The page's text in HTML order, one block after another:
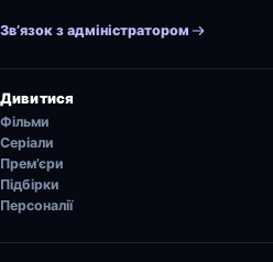
Зв’язок з адміністратором
Дивитися
Фільми
Серіали
Прем’єри
Підбірки
Персоналії